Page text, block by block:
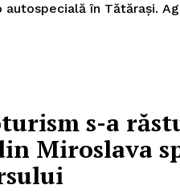
autospecială în Tătărași.
s-a
Miroslava